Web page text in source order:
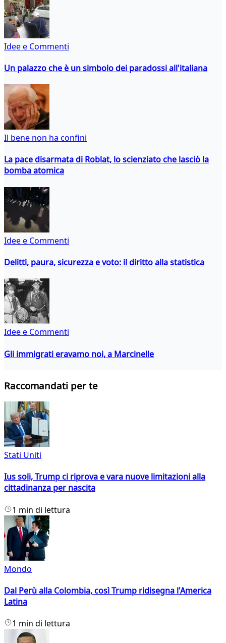
Idee e Commenti
Un palazzo che è un simbolo dei paradossi all'italiana
Il bene non ha confini
La pace disarmata di Roblat, lo scienziato che lasciò la
bomba atomica
Idee e Commenti
Delitti, paura, sicurezza e voto: il diritto alla statistica
Idee e Commenti
Gli immigrati eravamo noi, a Marcinelle
Raccomandati per te
Stati Uniti
Ius soli, Trump ci riprova e vara nuove limitazioni alla
cittadinanza per nascita
1 min di lettura
Mondo
Dal Perù alla Colombia, così Trump ridisegna l'America
Latina
1 min di lettura